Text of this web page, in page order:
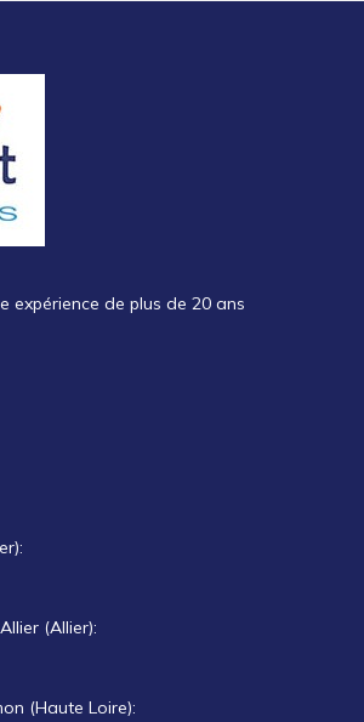
expérience de plus de 20 ans
(Allier):
(Haute Loire):